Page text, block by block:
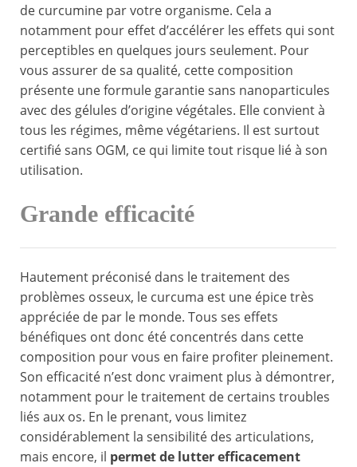
de curcumine par votre organisme. Cela a
notamment pour effet d’accélérer les effets qui sont
perceptibles en quelques jours seulement. Pour
vous assurer de sa qualité, cette composition
présente une formule garantie sans nanoparticules
avec des gélules d’origine végétales. Elle convient à
tous les régimes, même végétariens. Il est surtout
certifié sans OGM, ce qui limite tout risque lié à son
utilisation.
Grande efficacité
Hautement préconisé dans le traitement des
problèmes osseux, le curcuma est une épice très
appréciée de par le monde. Tous ses effets
bénéfiques ont donc été concentrés dans cette
composition pour vous en faire profiter pleinement.
Son efficacité n’est donc vraiment plus à démontrer,
notamment pour le traitement de certains troubles
liés aux os. En le prenant, vous limitez
considérablement la sensibilité des articulations,
mais encore, il permet de lutter efficacement